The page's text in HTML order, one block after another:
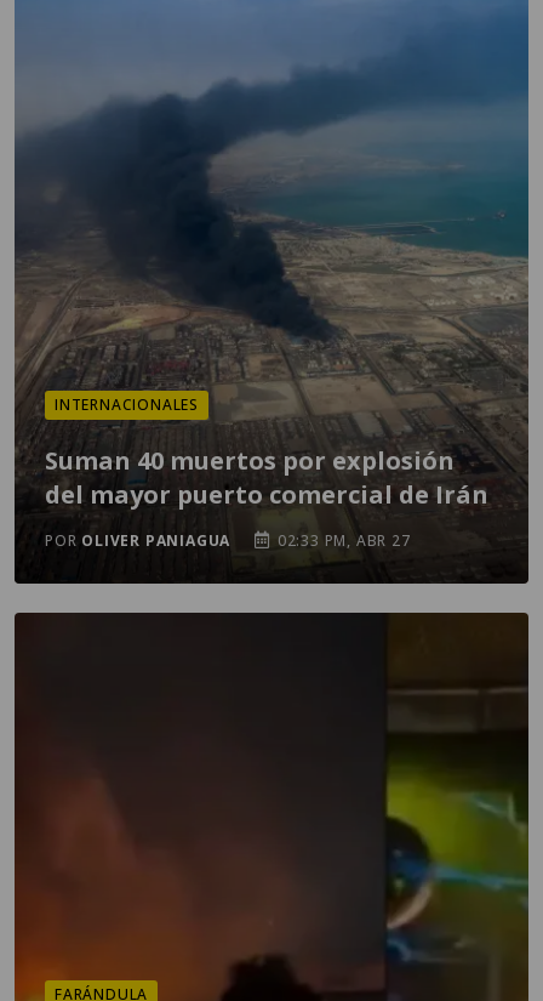
INTERNACIONALES
Suman 40 muertos por explosión
del mayor puerto comercial de Irán
POR OLIVER PANIAGUA 02:33 PM, ABR 27
FARÁNDULA